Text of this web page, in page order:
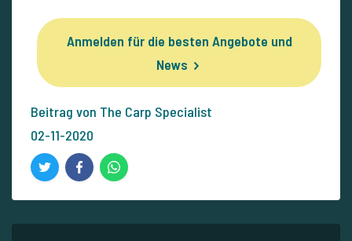
Anmelden für die besten Angebote und
News
Beitrag von The Carp Specialist
02-11-2020